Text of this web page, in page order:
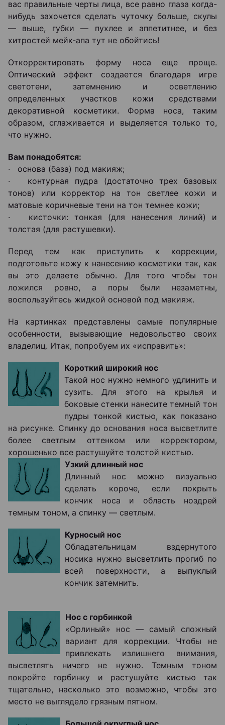
вас правильные черты лица, все равно глаза когда-
нибудь захочется сделать чуточку больше, скулы
― выше, губки ― пухлее и аппетитнее, и без
хитростей мейк-апа тут не обойтись!
Откорректировать форму носа еще проще.
Оптический эффект создается благодаря игре
светотени, затемнению и осветлению
определенных участков кожи средствами
декоративной косметики. Форма носа, таким
образом, сглаживается и выделяется только то,
что нужно.
Вам понадобятся:
· основа (база) под макияж;
· контурная пудра (достаточно трех базовых
тонов) или корректор на тон светлее кожи и
матовые коричневые тени на тон темнее кожи;
· кисточки: тонкая (для нанесения линий) и
толстая (для растушевки).
Перед тем как приступить к коррекции,
подготовьте кожу к нанесению косметики так, как
вы это делаете обычно. Для того чтобы тон
ложился ровно, а поры были незаметны,
воспользуйтесь жидкой основой под макияж.
На картинках представлены самые популярные
особенности, вызывающие недовольство своих
владелиц. Итак, попробуем их «исправить»:
Короткий широкий нос
Такой нос нужно немного удлинить и
сузить. Для этого на крылья и
боковые стенки нанесите темный тон
пудры тонкой кистью, как показано
на рисунке. Спинку до основания носа высветлите
более светлым оттенком или корректором,
хорошенько все растушуйте толстой кистью.
Узкий длинный нос
Длинный нос можно визуально
сделать короче, если покрыть
кончик носа и область ноздрей
темным тоном, а спинку ― светлым.
Курносый нос
Обладательницам вздернутого
носика нужно высветлить прогиб по
всей поверхности, а выпуклый
кончик затемнить.
Нос с горбинкой
«Орлиный» нос ― самый сложный
вариант для коррекции. Чтобы не
привлекать излишнего внимания,
высветлять ничего не нужно. Темным тоном
покройте горбинку и растушуйте кистью так
тщательно, насколько это возможно, чтобы это
место не выглядело грязным пятном.